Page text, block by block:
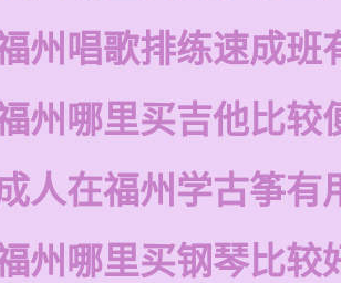
州唱歌排练速成班
州哪里买吉他比较
人在福州学古筝有
州哪里买钢琴比较